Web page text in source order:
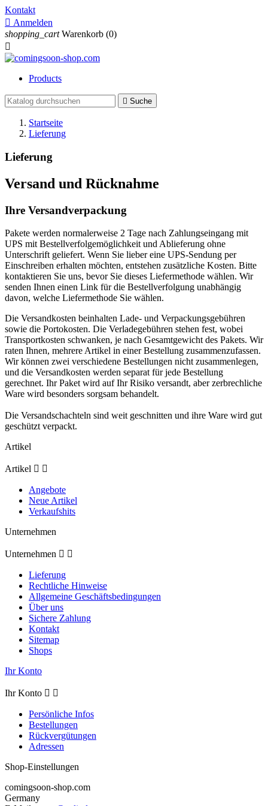
Kontakt
 Anmelden
shopping_cart Warenkorb (0)

Products
 Suche
Startseite
Lieferung
Lieferung
Versand und Rücknahme
Ihre Versandverpackung
Pakete werden normalerweise 2 Tage nach Zahlungseingang mit
UPS mit Bestellverfolgemöglichkeit und Ablieferung ohne
Unterschrift geliefert. Wenn Sie lieber eine UPS-Sendung per
Einschreiben erhalten möchten, entstehen zusätzliche Kosten. Bitte
kontaktieren Sie uns, bevor Sie dieses Liefermethode wählen. Wir
senden Ihnen einen Link für die Bestellverfolgung unabhängig
davon, welche Liefermethode Sie wählen.
Die Versandkosten beinhalten Lade- und Verpackungsgebühren
sowie die Portokosten. Die Verladegebühren stehen fest, wobei
Transportkosten schwanken, je nach Gesamtgewicht des Pakets. Wir
raten Ihnen, mehrere Artikel in einer Bestellung zusammenzufassen.
Wir können zwei verschiedene Bestellungen nicht zusammenlegen,
und die Versandkosten werden separat für jede Bestellung
gerechnet. Ihr Paket wird auf Ihr Risiko versandt, aber zerbrechliche
Ware wird besonders sorgsam behandelt.
Die Versandschachteln sind weit geschnitten und ihre Ware wird gut
geschützt verpackt.
Artikel
Artikel  
Angebote
Neue Artikel
Verkaufshits
Unternehmen
Unternehmen  
Lieferung
Rechtliche Hinweise
Allgemeine Geschäftsbedingungen
Über uns
Sichere Zahlung
Kontakt
Sitemap
Shops
Ihr Konto
Ihr Konto  
Persönliche Infos
Bestellungen
Rückvergütungen
Adressen
Shop-Einstellungen
comingsoon-shop.com
Germany